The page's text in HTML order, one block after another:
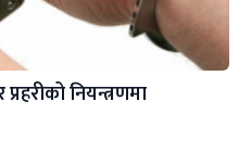
नियन्त्रणमा